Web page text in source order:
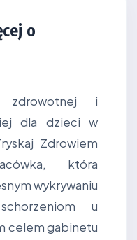
o
zdrowotnej i
dla dzieci w
Zdrowiem
która
wykrywaniu
u
celem gabinetu